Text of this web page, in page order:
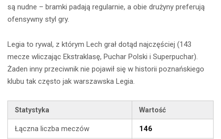
są nudne – bramki padają regularnie, a obie drużyny preferują
ofensywny styl gry.
Legia to rywal, z którym Lech grał dotąd najczęściej (143
mecze wliczając Ekstraklasę, Puchar Polski i Superpuchar).
Żaden inny przeciwnik nie pojawił się w historii poznańskiego
klubu tak często jak warszawska Legia.
Statystyka Wartość
Łączna liczba meczów 146